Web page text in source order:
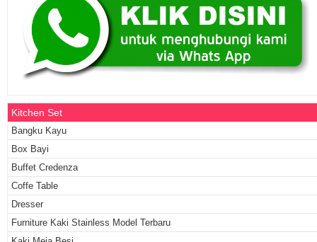
Kitchen Set
Bangku Kayu
Box Bayi
Buffet Credenza
Coffe Table
Dresser
Furniture Kaki Stainless Model Terbaru